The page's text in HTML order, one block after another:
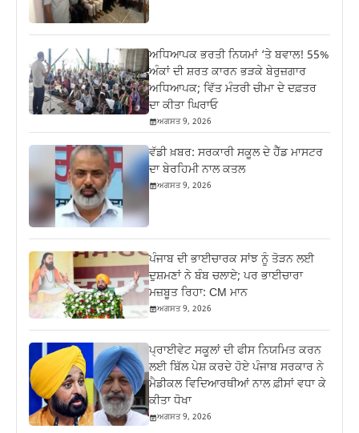
ਅਧਿਆਪਕ ਭਰਤੀ ਨਿਯਮਾਂ ‘ਤੇ ਬਵਾਲ! 55%
ਅੰਕਾਂ ਦੀ ਸ਼ਰਤ ਕਾਰਨ ਭੜਕੇ ਬੇਰੁਜ਼ਗਾਰ
ਅਧਿਆਪਕ; ਵਿੱਤ ਮੰਤਰੀ ਚੀਮਾ ਦੇ ਦਫ਼ਤਰ
ਦਾ ਕੀਤਾ ਘਿਰਾਓ
ਅਗਸਤ 9, 2026
ਵੱਡੀ ਖ਼ਬਰ: ਸਰਕਾਰੀ ਸਕੂਲ ਦੇ ਹੈੱਡ ਮਾਸਟਰ
ਦਾ ਬੇਰਹਿਮੀ ਨਾਲ ਕਤਲ
ਅਗਸਤ 9, 2026
ਪੰਜਾਬ ਦੀ ਭਾਈਚਾਰਕ ਸਾਂਝ ਨੂੰ ਤੋੜਨ ਲਈ
ਦੁਸ਼ਮਣਾਂ ਨੇ ਬੰਬ ਚਲਾਏ; ਪਰ ਭਾਈਚਾਰਾ
ਮਜ਼ਬੂਤ ਰਿਹਾ: CM ਮਾਨ
ਅਗਸਤ 9, 2026
ਪ੍ਰਾਈਵੇਟ ਸਕੂਲਾਂ ਦੀ ਫੀਸ ਨਿਯਮਿਤ ਕਰਨ
ਲਈ ਬਿੱਲ ਪੇਸ਼ ਕਰਦੇ ਹੋਏ ਪੰਜਾਬ ਸਰਕਾਰ ਨੇ
ਮੈਡੀਕਲ ਵਿਦਿਆਰਥੀਆਂ ਨਾਲ ਫ਼ੀਸਾਂ ਵਧਾ ਕੇ
ਕੀਤਾ ਧੋਖਾ
ਅਗਸਤ 9, 2026